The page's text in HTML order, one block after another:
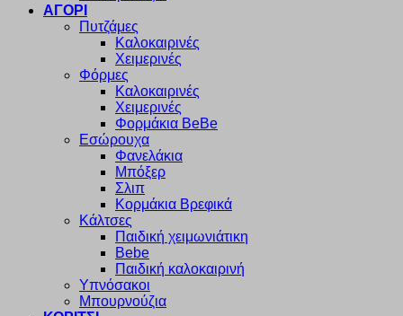
ΑΓΟΡΙ
Πυτζάμες
Καλοκαιρινές
Χειμερινές
Φόρμες
Καλοκαιρινές
Χειμερινές
Φορμάκια BeBe
Εσώρουχα
Φανελάκια
Μπόξερ
Σλιπ
Κορμάκια Βρεφικά
Κάλτσες
Παιδική χειμωνιάτικη
Bebe
Παιδική καλοκαιρινή
Υπνόσακοι
Μπουρνούζια